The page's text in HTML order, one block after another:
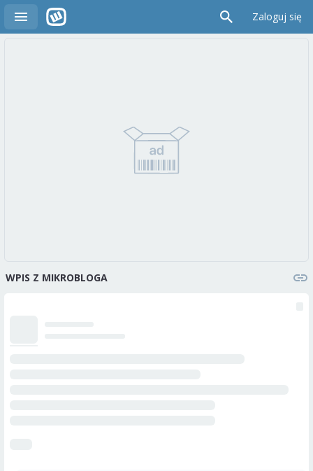
Zaloguj się
WPIS Z MIKROBLOGA